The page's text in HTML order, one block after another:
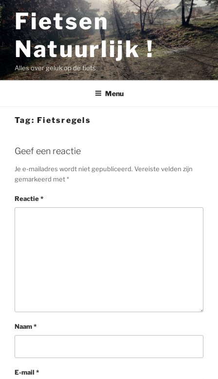
Ga
naar
de
inhoud
Fietsen
Natuurlijk !
Alles over geluk op de fiets
Menu
Tag: Fietsregels
Geef een reactie
Je e-mailadres wordt niet gepubliceerd. Vereiste velden zijn
gemarkeerd met*
Reactie*
Naam*
E-mail *